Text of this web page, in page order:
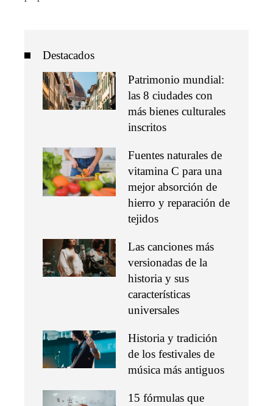
Destacados
Patrimonio mundial:
las 8 ciudades con
más bienes culturales
inscritos
Fuentes naturales de
vitamina C para una
mejor absorción de
hierro y reparación de
tejidos
Las canciones más
versionadas de la
historia y sus
características
universales
Historia y tradición
de los festivales de
música más antiguos
15 fórmulas que